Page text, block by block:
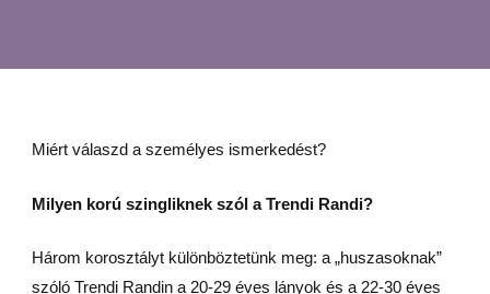
Miért válaszd a személyes ismerkedést?
Milyen korú szingliknek szól a Trendi Randi?
Három korosztályt különböztetünk meg: a „huszasoknak”
szóló Trendi Randin a 20-29 éves lányok és a 22-30 éves